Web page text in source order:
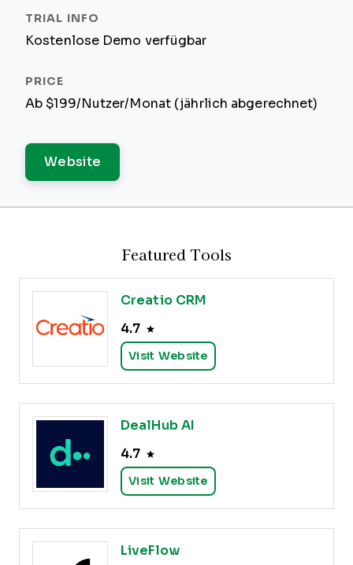
Kostenlose Demo verfügbar
Ab $199/Nutzer/Monat (jährlich abgerechnet)
Website
Featured Tools
Creatio CRM
4.7
Visit Website
DealHub AI
4.7
Visit Website
LiveFlow